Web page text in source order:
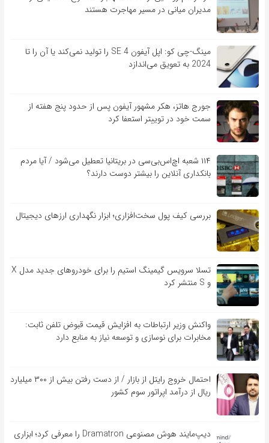
مدیران میانی در مسیر مهاجرت هستند
مینگ-چی کو: اپل آیفون SE 4 را تولید نمی‌کند یا آن را تا
2024 به تعویق می‌اندازد
جورج هاتز، هکر مشهور آیفون پس از حدود پنج هفته از
سمت خود در توییتر استعفا کرد
۱۱۴ شعبه اچ‌اس‌بی‌سی در بریتانیا تعطیل می‌شود / آیا مردم
بانکداری آنلاین را بیشتر دوست دارند؟
بررسی کیف‌ پول سخت‌افزاری؛ ابزار نگهداری ارزهای دیجیتال
تسلا سرویس گیمینگ استیم را برای خودروهای جدید مدل X
و S منتشر کرد
واکنش وزیر ارتباطات به افزایش قیمت قبوض تلفن ثابت:
مخابرات برای نوسازی و توسعه نیاز به منابع دارد
احتمال خروج رایتل از بازار / از دست رفتن بیش از ۳۰۰ میلیارد
ریال از درآمد اپراتور سوم کشور
دیپ‌مایند هوش مصنوعی Dramatron را معرفی کرد؛ ابزاری